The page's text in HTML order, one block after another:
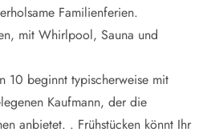
Familienferien.
mit Whirlpool, Sauna und
10 beginnt typischerweise mit
Kaufmann, der die
anbietet. . Frühstücken könnt Ihr